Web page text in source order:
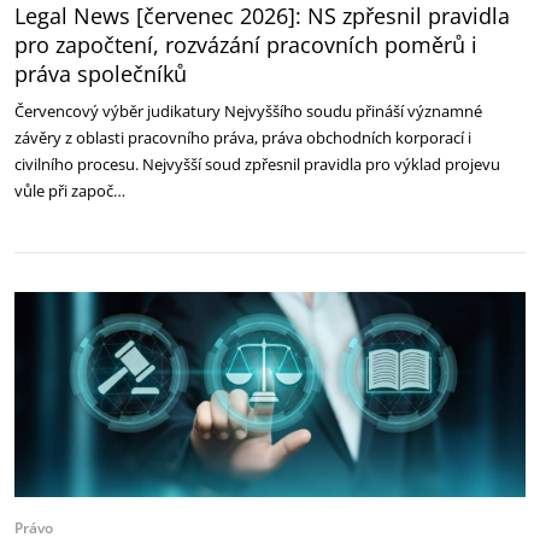
Legal News [červenec 2026]: NS zpřesnil pravidla
pro započtení, rozvázání pracovních poměrů i
práva společníků
Červencový výběr judikatury Nejvyššího soudu přináší významné
závěry z oblasti pracovního práva, práva obchodních korporací i
civilního procesu. Nejvyšší soud zpřesnil pravidla pro výklad projevu
vůle při započ…
Právo